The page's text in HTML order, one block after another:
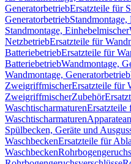
GeneratorbetriebErsatzteile für
Generatorbetrieb
Standmontage, Einhebelmischer
NetzbetriebErsatzteile für
BatteriebetriebErsatzteile für
BatteriebetriebWandmontage,
Wandmontage, Generatorbetrieb
ZweigriffmischerErsatzteile für
ZweigriffmischerZubehör
WaschtischarmaturenErsatzteile
Waschtischarmaturen
Spülbecken, Geräte und
WaschbeckenErsatzteile für
Waschbecken